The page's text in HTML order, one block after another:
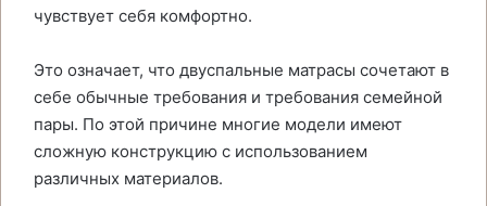
чувствует себя комфортно.
Это означает, что двуспальные матрасы сочетают в
себе обычные требования и требования семейной
пары. По этой причине многие модели имеют
сложную конструкцию с использованием
различных материалов.